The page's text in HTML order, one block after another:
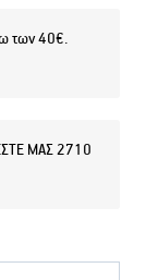
των 40€.
ΜΑΣ 2710